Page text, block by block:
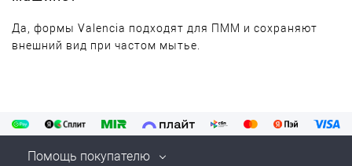
Да, формы Valencia подходят для ПММ и сохраняют
внешний вид при частом мытье.
Помощь покупателю